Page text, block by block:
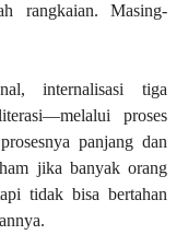
rangkaian. Masing-
internalisasi tiga
proses
rosesnya panjang dan
jika banyak orang
tidak bisa bertahan